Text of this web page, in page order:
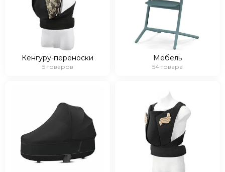
Кенгуру-переноски
5 товаров
Мебель
54 товара